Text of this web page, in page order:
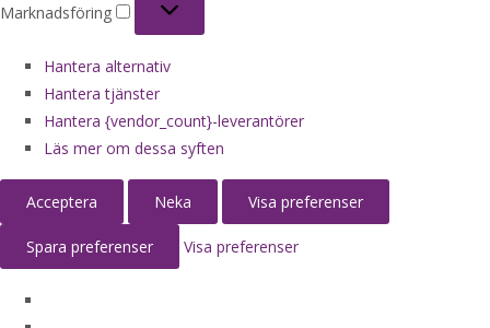
Marknadsföring
Hantera alternativ
Hantera tjänster
Hantera {vendor_count}-leverantörer
Läs mer om dessa syften
Acceptera Neka Visa preferenser
Spara preferenser Visa preferenser